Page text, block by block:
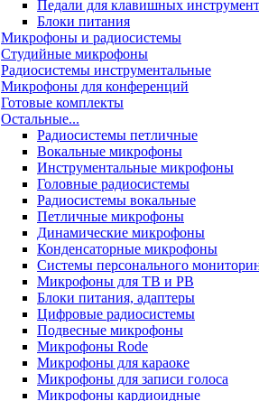
Педали для клавишных
Блоки питания
Микрофоны и радиосистемы
Студийные микрофоны
Радиосистемы инструментальные
Микрофоны для конференций
Готовые комплекты
Остальные...
Радиосистемы петличные
Вокальные микрофоны
Инструментальные микрофоны
Головные радиосистемы
Радиосистемы вокальные
Петличные микрофоны
Динамические микрофоны
Конденсаторные микрофоны
Системы персонального
Микрофоны для ТВ и РВ
Блоки питания, адаптеры
Цифровые радиосистемы
Подвесные микрофоны
Микрофоны Rode
Микрофоны для караоке
Микрофоны для записи голоса
Микрофоны кардиоидные